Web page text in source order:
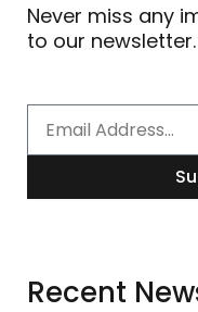
Never miss any
to our newsletter.
Recent